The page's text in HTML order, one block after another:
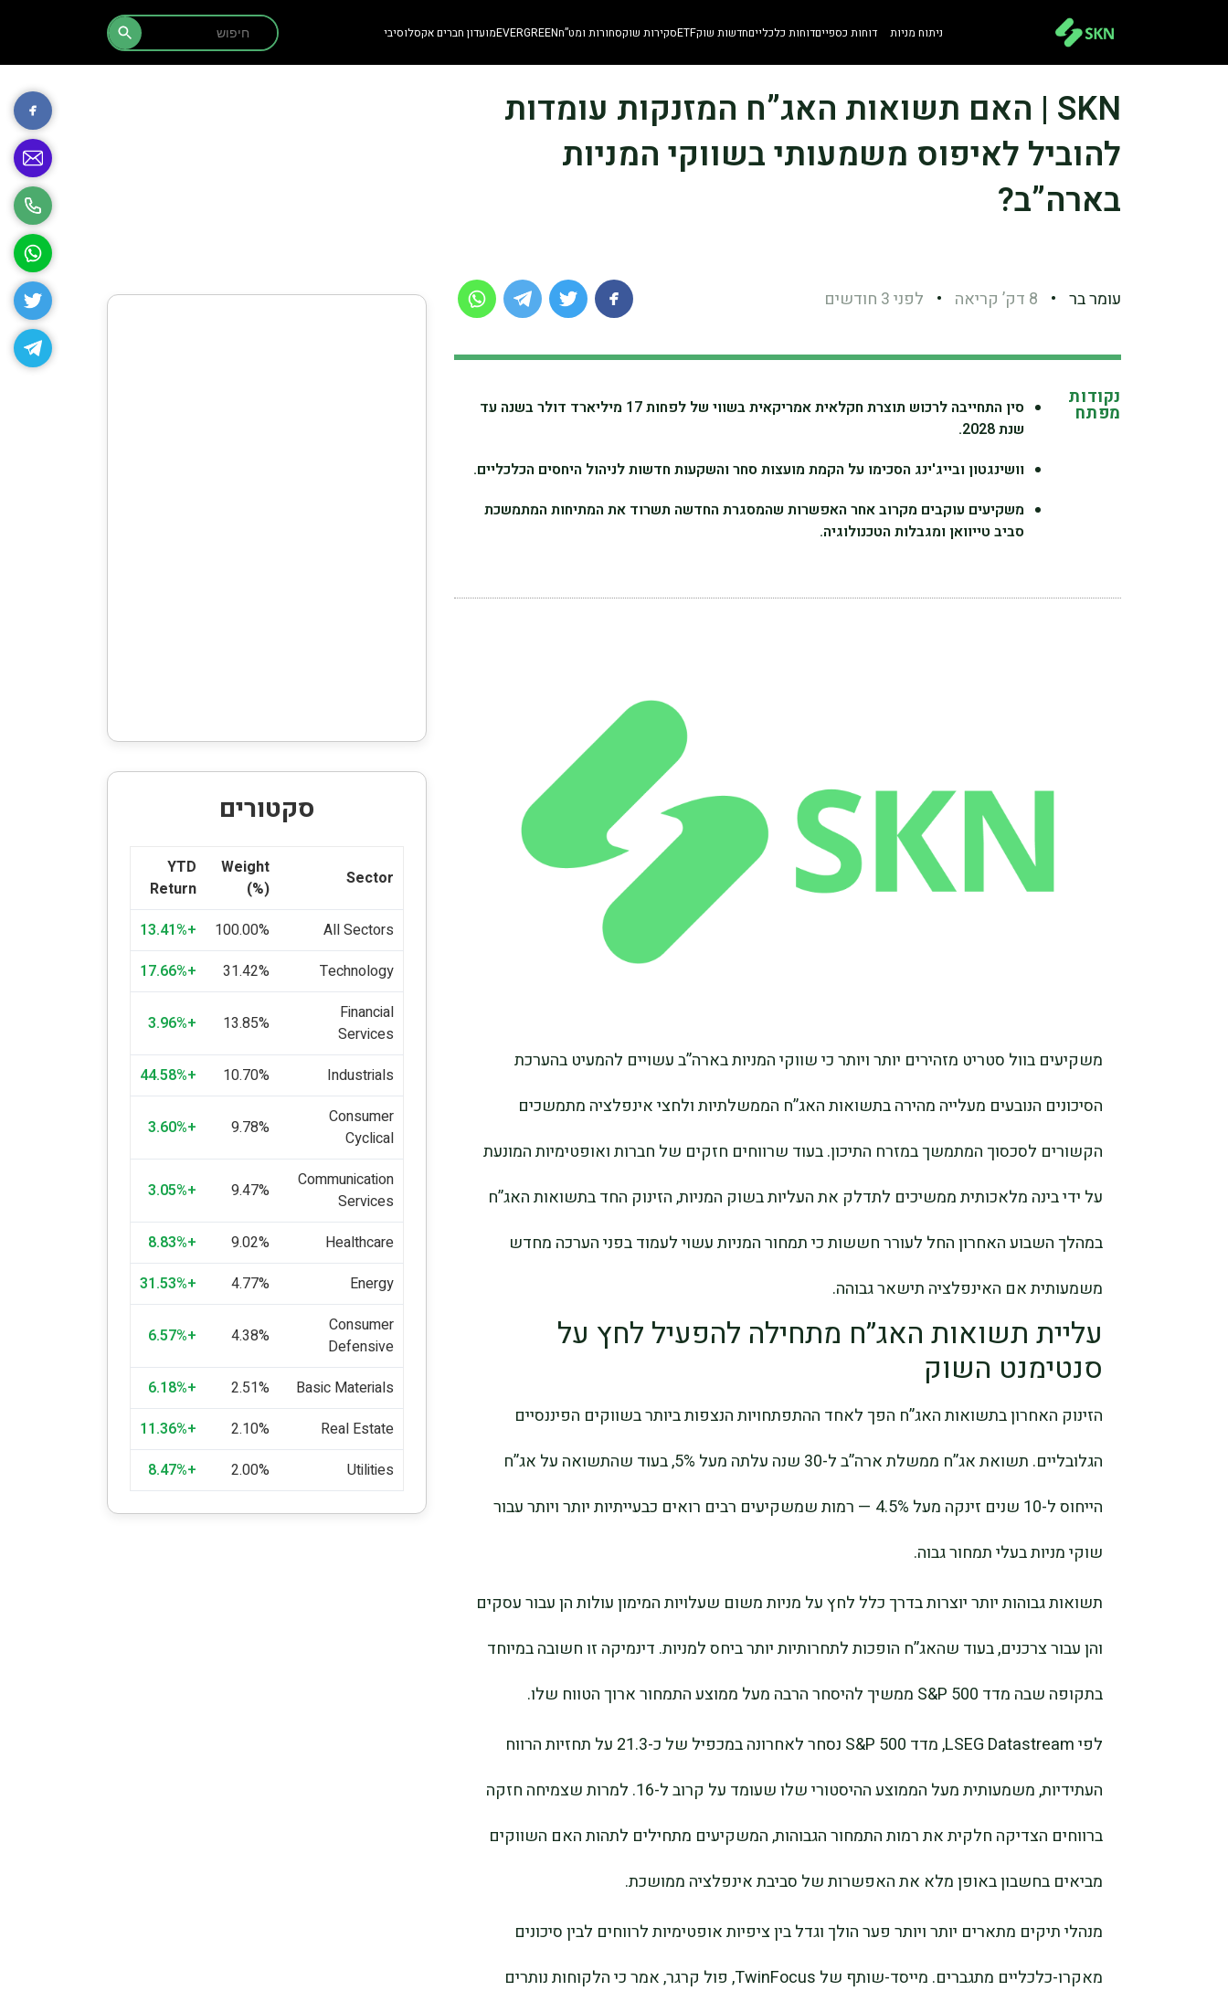
ניתוח מניות דוחות כספייםדוחות כלכלייםחדשות שוקETFסקירות שוקסחורות ומט”חEVERGREENמועדון חברים אקסלוסיבי Search
for:
Search Button
SKN | האם תשואות האג”ח המזנקות עומדות
להוביל לאיפוס משמעותי בשווקי המניות
בארה”ב?
עומר בר • 8 דק’ קריאה • לפני 3 חודשים
נקודות
מפתח
סין התחייבה לרכוש תוצרת חקלאית אמריקאית בשווי של לפחות 17 מיליארד דולר בשנה עד
שנת 2028.
וושינגטון ובייג'ינג הסכימו על הקמת מועצות סחר והשקעות חדשות לניהול היחסים הכלכליים.
משקיעים עוקבים מקרוב אחר האפשרות שהמסגרת החדשה תשרוד את המתיחות המתמשכת
סביב טייוואן ומגבלות הטכנולוגיה.
משקיעים בוול סטריט מזהירים יותר ויותר כי שווקי המניות בארה”ב עשויים להמעיט בהערכת
הסיכונים הנובעים מעלייה מהירה בתשואות האג”ח הממשלתיות ולחצי אינפלציה מתמשכים
הקשורים לסכסוך המתמשך במזרח התיכון. בעוד שרווחים חזקים של חברות ואופטימיות המונעת
על ידי בינה מלאכותית ממשיכים לתדלק את העליות בשוק המניות, הזינוק החד בתשואות האג”ח
במהלך השבוע האחרון החל לעורר חששות כי תמחור המניות עשוי לעמוד בפני הערכה מחדש
משמעותית אם האינפלציה תישאר גבוהה.
עליית תשואות האג”ח מתחילה להפעיל לחץ על
סנטימנט השוק
הזינוק האחרון בתשואות האג”ח הפך לאחד ההתפתחויות הנצפות ביותר בשווקים הפיננסיים
הגלובליים. תשואת אג”ח ממשלת ארה”ב ל-30 שנה עלתה מעל 5%, בעוד שהתשואה על אג”ח
הייחוס ל-10 שנים זינקה מעל 4.5% — רמות שמשקיעים רבים רואים כבעייתיות יותר ויותר עבור
שוקי מניות בעלי תמחור גבוה.
תשואות גבוהות יותר יוצרות בדרך כלל לחץ על מניות משום שעלויות המימון עולות הן עבור עסקים
והן עבור צרכנים, בעוד שהאג”ח הופכות לתחרותיות יותר ביחס למניות. דינמיקה זו חשובה במיוחד
בתקופה שבה מדד S&P 500 ממשיך להיסחר הרבה מעל ממוצע התמחור ארוך הטווח שלו.
לפי LSEG Datastream, מדד S&P 500 נסחר לאחרונה במכפיל של כ-21.3 על תחזיות הרווח
העתידיות, משמעותית מעל הממוצע ההיסטורי שלו שעומד על קרוב ל-16. למרות שצמיחה חזקה
ברווחים הצדיקה חלקית את רמות התמחור הגבוהות, המשקיעים מתחילים לתהות האם השווקים
מביאים בחשבון באופן מלא את האפשרות של סביבת אינפלציה ממושכת.
מנהלי תיקים מתארים יותר ויותר פער הולך וגדל בין ציפיות אופטימיות לרווחים לבין סיכונים
מאקרו-כלכליים מתגברים. מייסד-שותף של TwinFocus, פול קרגר, אמר כי הלקוחות נותרים
סקטורים
Sector
Weight
(%)
YTD
Return
All Sectors
100.00%
+13.41%
Technology
31.42%
+17.66%
Financial
Services
13.85%
+3.96%
Industrials
10.70%
+44.58%
Consumer
Cyclical
9.78%
+3.60%
Communication
Services
9.47%
+3.05%
Healthcare
9.02%
+8.83%
Energy
4.77%
+31.53%
Consumer
Defensive
4.38%
+6.57%
Basic Materials
2.51%
+6.18%
Real Estate
2.10%
+11.36%
Utilities
2.00%
+8.47%